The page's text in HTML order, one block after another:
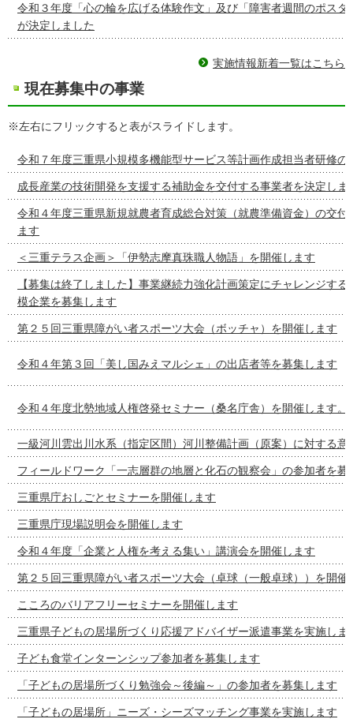
令和３年度「心の輪を広げる体験作文」及び「障害者週間のポスタ
が決定しました
実施情報新着一覧はこちら
現在募集中の事業
※左右にフリックすると表がスライドします。
令和７年度三重県小規模多機能型サービス等計画作成担当者研修の
成長産業の技術開発を支援する補助金を交付する事業者を決定しま
令和４年度三重県新規就農者育成総合対策（就農準備資金）の交付
ます
＜三重テラス企画＞「伊勢志摩真珠職人物語」を開催します
【募集は終了しました】事業継続力強化計画策定にチャレンジす
模企業を募集します
第２５回三重県障がい者スポーツ大会（ボッチャ）を開催します
令和４年第３回「美し国みえマルシェ」の出店者等を募集します
令和４年度北勢地域人権啓発セミナー（桑名庁舎）を開催します。
一級河川雲出川水系（指定区間）河川整備計画（原案）に対する意
フィールドワーク「一志層群の地層と化石の観察会」の参加者を募
三重県庁おしごとセミナーを開催します
三重県庁現場説明会を開催します
令和４年度「企業と人権を考える集い」講演会を開催します
第２５回三重県障がい者スポーツ大会（卓球（一般卓球））を開催
こころのバリアフリーセミナーを開催します
三重県子どもの居場所づくり応援アドバイザー派遣事業を実施しま
子ども食堂インターンシップ参加者を募集します
「子どもの居場所づくり勉強会～後編～」の参加者を募集します
「子どもの居場所」ニーズ・シーズマッチング事業を実施します